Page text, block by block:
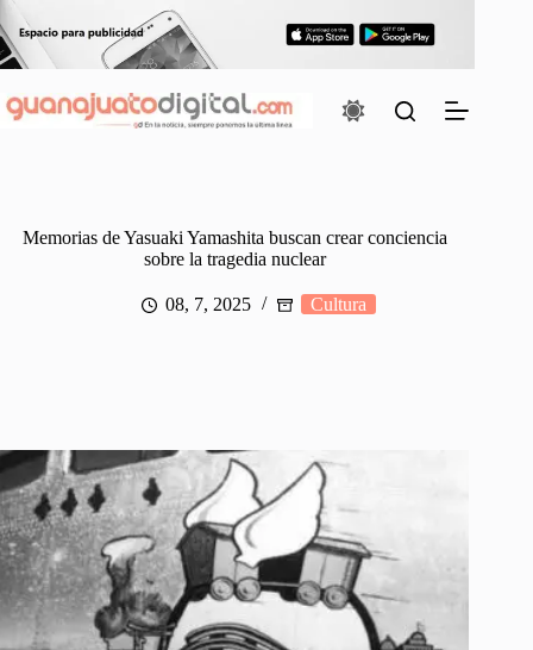
al
contenido
Memorias de Yasuaki Yamashita buscan crear conciencia
sobre la tragedia nuclear
08, 7, 2025 Cultura